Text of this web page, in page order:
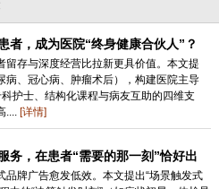
者，成为医院“终身健康合伙人”？
存与深度经营比拉新更具价值。本文提
病、冠心病、肿瘤术后），构建医院主导
护士、结构化课程与病友互助的四维支
.... [详情]
务，在患者“需要的那一刻”恰好出
牌广告愈发低效。本文提出“场景触发式